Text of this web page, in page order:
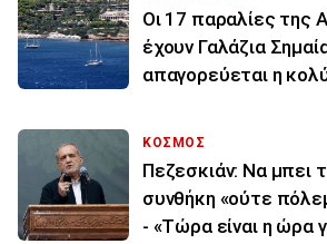
Οι 17 παραλίες της
έχουν Γαλάζια
απαγορεύεται η
ΚΟΣΜΟΣ
Πεζεσκιάν: Να μπει
συνθήκη «ούτε
- «Τώρα είναι η ώρα